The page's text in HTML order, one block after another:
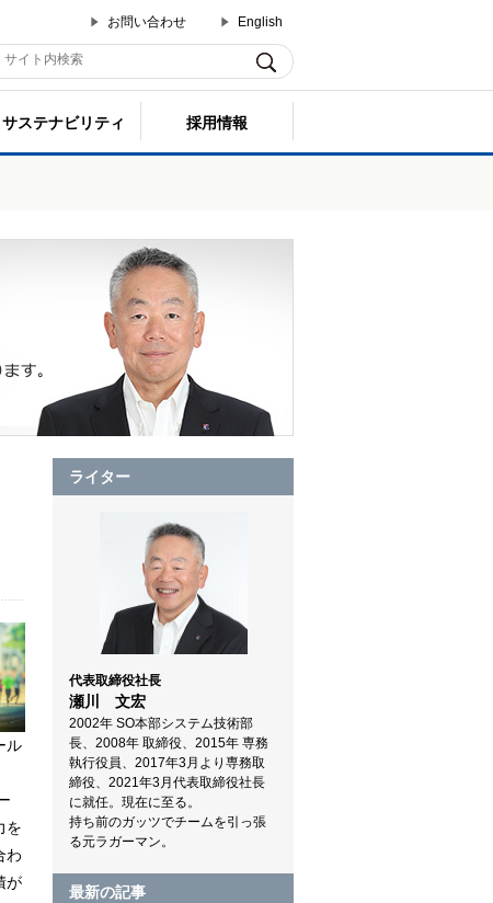
お問い合わせ English
サステナビリティ 採用情報
ル
を
わ
が
ライター
代表取締役社長
瀬川 文宏
2002年 SO本部システム技術部
長、2008年 取締役、2015年 専務
執行役員、2017年3月より専務取
締役、2021年3月代表取締役社長
に就任。現在に至る。
持ち前のガッツでチームを引っ張
る元ラガーマン。
最新の記事